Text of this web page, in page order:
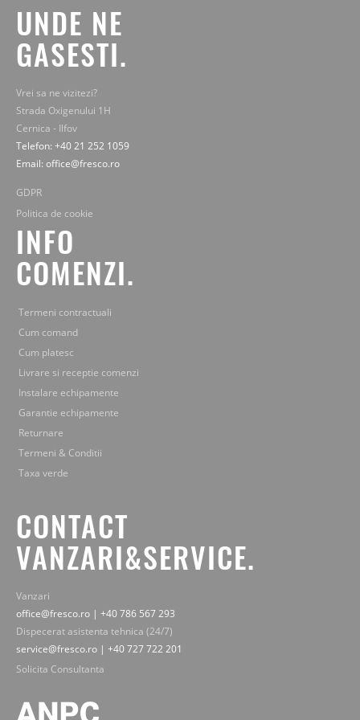
UNDE NE
GASESTI.
Vrei sa ne vizitezi?
Strada Oxigenului 1H
Cernica - Ilfov
Telefon: +40 21 252 1059
Email: office@fresco.ro
GDPR
Politica de cookie
INFO
COMENZI.
Termeni contractuali
Cum comand
Cum platesc
Livrare si receptie comenzi
Instalare echipamente
Garantie echipamente
Returnare
Termeni & Conditii
Taxa verde
CONTACT
VANZARI&SERVICE.
Vanzari
office@fresco.ro | +40 786 567 293
Dispecerat asistenta tehnica (24/7)
service@fresco.ro | +40 727 722 201
Solicita Consultanta